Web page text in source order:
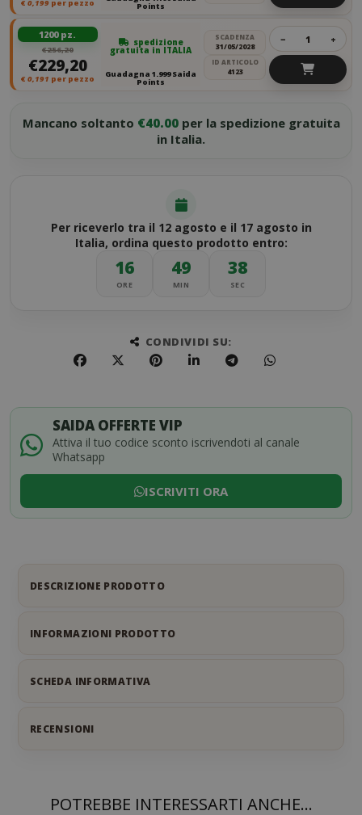
€ 0,199per pezzo Points
1200 pz.
€256,20
€229,20
€ 0,191 per pezzo
spedizione
gratuita in ITALIA
Guadagna 1.999 Saida
Points
SCADENZA
31/05/2028
ID ARTICOLO
4123
− +
Mancano soltanto €40.00per la spedizione gratuita
in Italia.
Per riceverlo tra il 12 agosto e il 17 agosto in
Italia, ordina questo prodotto entro:
16
ORE
49
MIN
38
SEC
CONDIVIDI SU:
SAIDA OFFERTE VIP
Attiva il tuo codice sconto iscrivendoti al canale
Whatsapp
ISCRIVITI ORA
DESCRIZIONE PRODOTTO
INFORMAZIONI PRODOTTO
SCHEDA INFORMATIVA
RECENSIONI
POTREBBE INTERESSARTI ANCHE...